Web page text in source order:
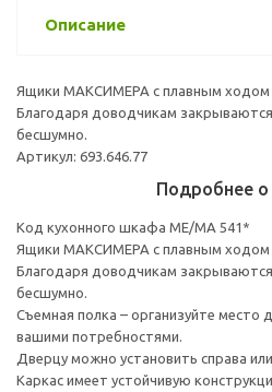
Описание
Ящики МАКСИМЕРА с плавным ходом
Благодаря доводчикам
бесшумно.
Артикул: 693.646.77
Подробнее о
Код кухонного шкафа ME/MA 541*
Ящики МАКСИМЕРА с плавным ходом
Благодаря доводчикам
бесшумно.
Съемная полка – организуйте место
вашими потребностями.
Дверцу можно установить справа или
Каркас имеет устойчивую